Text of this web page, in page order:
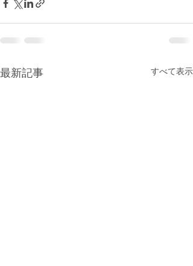
最新記事 すべて表示